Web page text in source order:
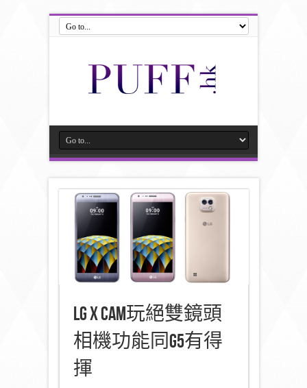
LG X Cam玩絕雙鏡頭
相機功能同G5有得
揮